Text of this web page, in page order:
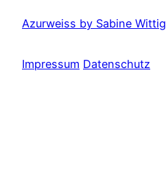
Azurweiss by Sabine Wittig
Impressum Datenschutz